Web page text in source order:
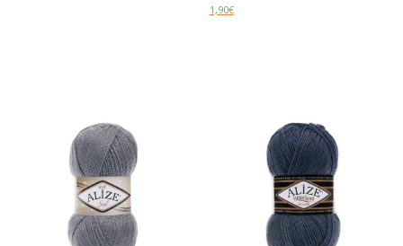
1,90€